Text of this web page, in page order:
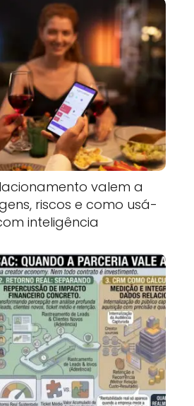
valem a
riscos e como usá-
inteligência